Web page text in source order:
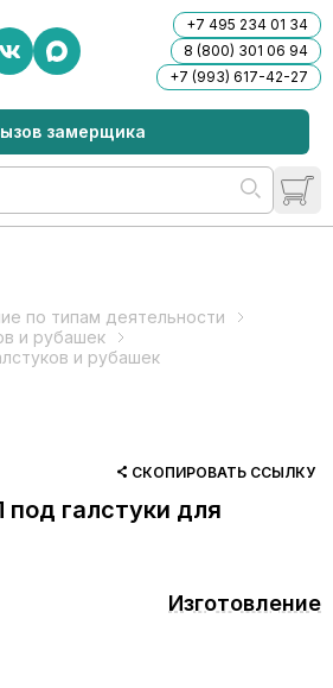
+7 495 234 01 34
8 (800) 301 06 94
+7 (993) 617-42-27
замерщика
по типам деятельности
и рубашек
и рубашек
СКОПИРОВАТЬ ССЫЛКУ
галстуки для
Изготовление